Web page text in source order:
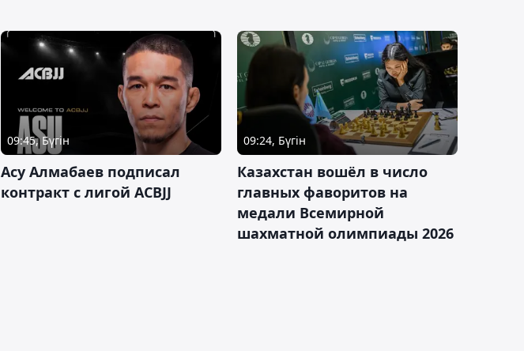
09:45, Бүгін
Асу Алмабаев подписал
контракт с лигой ACBJJ
09:24, Бүгін
Казахстан вошёл в число
главных фаворитов на
медали Всемирной
шахматной олимпиады 2026